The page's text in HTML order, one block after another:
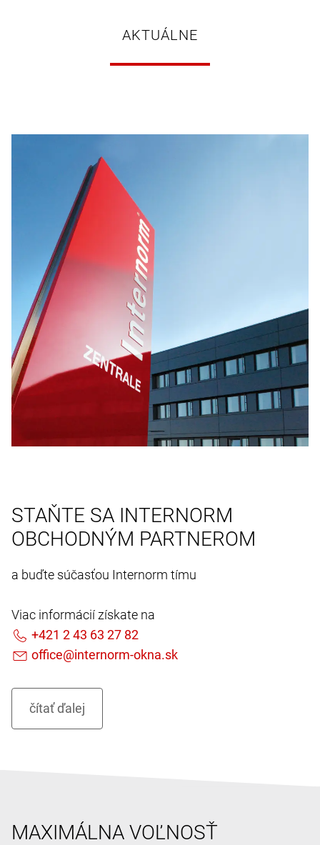
AKTUÁLNE
STAŇTE SA INTERNORM
OBCHODNÝM PARTNEROM
a buďte súčasťou Internorm tímu
Viac informácií získate na
MAXIMÁLNA VOĽNOSŤ